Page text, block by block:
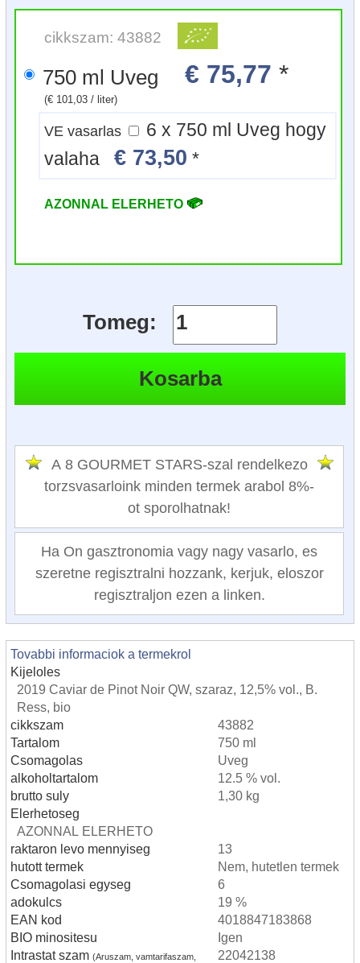
cikkszam: 43882
750 ml Uveg € 75,77 *
(€ 101,03 / liter)
VE vasarlas
6 x 750 ml Uveg hogy
valaha€ 73,50 *
AZONNAL ELERHETO
Tomeg:
A 8 GOURMET STARS-szal rendelkezo
torzsvasarloink minden termek arabol 8%-
ot sporolhatnak!
Ha On gasztronomia vagy nagy vasarlo, es
szeretne regisztralni hozzank, kerjuk, eloszor
regisztraljon ezen a linken.
Tovabbi informaciok a termekrol
Kijeloles
2019 Caviar de Pinot Noir QW, szaraz, 12,5% vol., B.
Ress, bio
cikkszam
43882
Tartalom
750 ml
Csomagolas
Uveg
alkoholtartalom
12.5 % vol.
brutto suly
1,30 kg
Elerhetoseg
AZONNAL ELERHETO
raktaron levo mennyiseg
13
hutott termek
Nem, hutetlen termek
Csomagolasi egyseg
6
adokulcs
19 %
EAN kod
4018847183868
BIO minositesu
Igen
Intrastat szam (Aruszam, vamtarifaszam,
22042138